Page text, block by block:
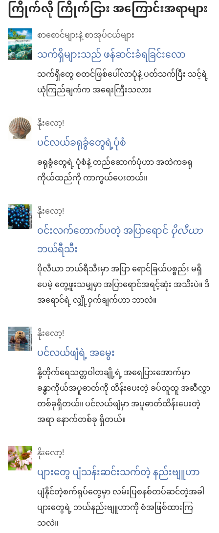
ကြိုက်လို ကြိုက်ငြား အကြောင်းအရာများ
စာစောင်များနဲ့ စာအုပ်ငယ်များ
သက်ရှိများသည် ဖန်ဆင်းခံရခြင်းလော
သက်ရှိတွေ စတင်ဖြစ်ပေါ်လာပုံနဲ့ ပတ်သက်ပြီး သင့်ရဲ့
ယုံကြည်ချက်က အရေးကြီးသလား
နိုးလော့!
ပင်လယ်ခရုခွံတွေရဲ့ပုံစံ
ခရုခွံတွေရဲ့ ပုံစံနဲ့ တည်ဆောက်ပုံဟာ အထဲကခရု
ကိုယ်ထည်ကို ကာကွယ်ပေးတယ်။
နိုးလော့!
ဝင်းလက်တောက်ပတဲ့ အပြာရောင်ပိုလီယာ
ဘယ်ရီသီး
ပိုလီယာ ဘယ်ရီသီးမှာ အပြာ ရောင်ခြယ်ပစ္စည်း မရှိ
ပေမဲ့ တွေ့ဖူးသမျှမှာ အပြာရောင်အရင့်ဆုံး အသီးပဲ။ ဒီ
အရောင်ရဲ့ လျှို့ဝှက်ချက်ဟာ ဘာလဲ။
နိုးလော့!
ပင်လယ်ဖျံရဲ့ အမွေး
နို့တိုက်ရေသတ္တဝါတချို့ရဲ့ အရေပြားအောက်မှာ
ခန္ဓာကိုယ်အပူဓာတ်ကို ထိန်းပေးတဲ့ ခပ်ထူထူ အဆီလွှာ
တစ်ခုရှိတယ်။ ပင်လယ်ဖျံမှာ အပူဓာတ်ထိန်းပေးတဲ့
အရာ နောက်တစ်ခု ရှိတယ်။
နိုးလော့!
ပျားတွေ ပျံသန်းဆင်းသက်တဲ့ နည်းဗျူဟာ
ပျံနိုင်တဲ့စက်ရုပ်တွေမှာ လမ်းပြစနစ်တပ်ဆင်တဲ့အခါ
ပျားတွေရဲ့ ဘယ်နည်းဗျူဟာကို စံအဖြစ်ထားကြ
သလဲ။